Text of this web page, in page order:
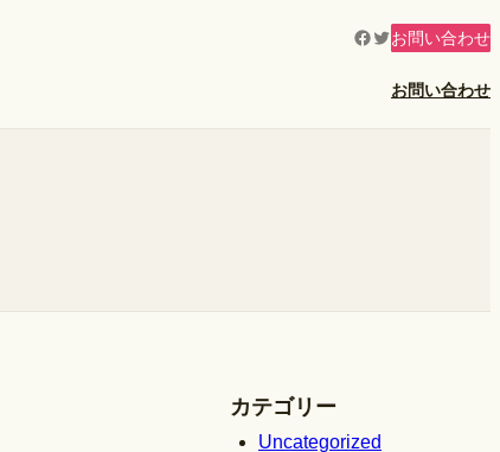
Facebook
Twitter
お問い合わせ
お問い合わせ
カテゴリー
Uncategorized